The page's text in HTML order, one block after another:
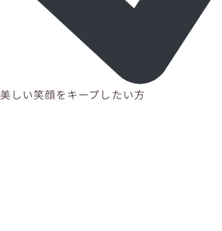
美しい笑顔をキープしたい方